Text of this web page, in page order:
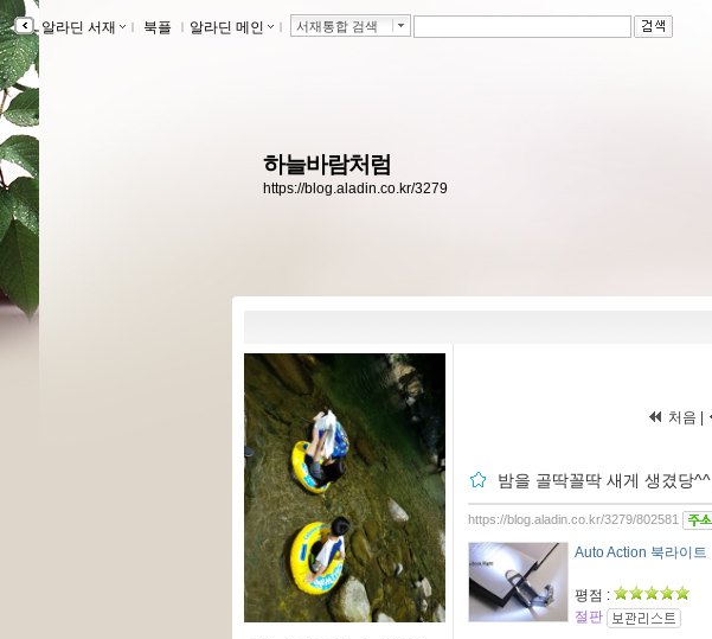
알라딘 서재 ｌ 북플 ｌ 알라딘 메인 ｌ 서재통합 검색
하늘바람처럼
https://blog.aladin.co.kr/3279
처음
밤을 골딱꼴딱 새게 생겼당^^
https://blog.aladin.co.kr/3279/802581
Auto Action 북라이트
평점 :
절판